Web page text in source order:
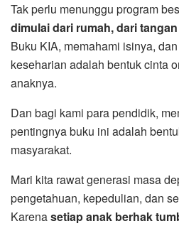
Tak perlu menunggu program
dimulai dari rumah, dari
Buku KIA, memahami isinya,
keseharian adalah bentuk cinta
anaknya.
Dan bagi kami para pendidik,
pentingnya buku ini adalah
masyarakat.
Mari kita rawat generasi masa
pengetahuan, kepedulian, dan
Karenasetiap anak berhak